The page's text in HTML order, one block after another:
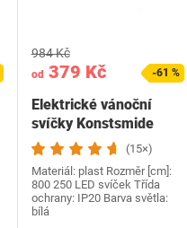
od379 Kč
984 Kč
-61 %
Elektrické vánoční
svíčky Konstsmide
6362-820
(15×)
Materiál: plast Rozměr [cm]:
800 250 LED svíček Třída
ochrany: IP20 Barva světla:
bílá